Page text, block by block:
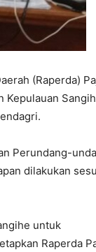
(Raperda)
Kepulauan
Perundang-
dilakukan
untuk
Raperda